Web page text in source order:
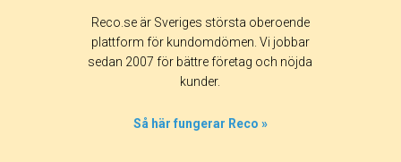
Reco.se är Sveriges största oberoende
plattform för kundomdömen. Vi jobbar
sedan 2007 för bättre företag och nöjda
kunder.
Så här fungerar Reco »